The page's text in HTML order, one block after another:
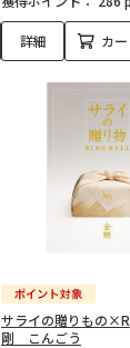
詳細 カ
サライの贈りもの
剛 こんごう